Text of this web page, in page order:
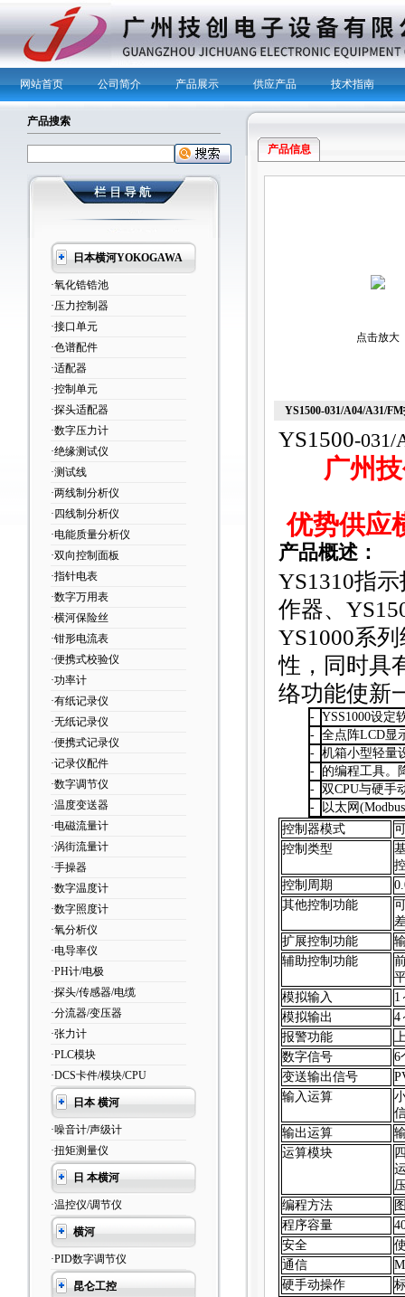
网站首页 公司简介 产品展示 供应产品 技术指南
产品搜索
日本横河YOKOGAWA
·氧化锆锆池
·压力控制器
·接口单元
·色谱配件
·适配器
·控制单元
·探头适配器
·数字压力计
·绝缘测试仪
·测试线
·两线制分析仪
·四线制分析仪
·电能质量分析仪
·双向控制面板
·指针电表
·数字万用表
·横河保险丝
·钳形电流表
·便携式校验仪
·功率计
·有纸记录仪
·无纸记录仪
·便携式记录仪
·记录仪配件
·数字调节仪
·温度变送器
·电磁流量计
·涡街流量计
·手操器
·数字温度计
·数字照度计
·氧分析仪
·电导率仪
·PH计/电极
·探头/传感器/电缆
·分流器/变压器
·张力计
·PLC模块
·DCS卡件/模块/CPU
日本 横河
·噪音计/声级计
·扭矩测量仪
日 本横河
·温控仪/调节仪
横河
·PID数字调节仪
昆仑工控
产品信息
点击放大
YS1500-031/A04/A31/
YS1500-031/
广州
优势供应
产品概述：
YS1310指示
作器、
YS1000系
性，同时具
络功能使新
- YSS1000设定
- 全点阵LCD显
- 机箱小型轻量
- 的编程工具。
- 双CPU与硬手
- 以太网
控制器模式
控制类型
控制周期
其他控制功能
扩展控制功能
辅助控制功能
模拟输入
1
模拟输出
4
报警功能
数字信号
6
变送输出信号
输入运算
输出运算
运算模块
编程方法
程序容量
安全
通信
硬手动操作